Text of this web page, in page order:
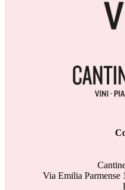
Via Emilia Parmense